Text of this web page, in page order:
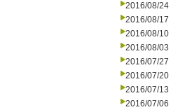
2016/08/24
2016/08/17
2016/08/10
2016/08/03
2016/07/27
2016/07/20
2016/07/13
2016/07/06